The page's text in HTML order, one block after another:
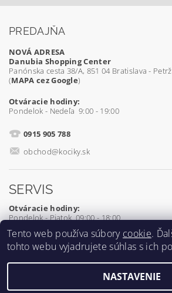
PREDAJŇA
NOVÁ ADRESA
Danubia Shopping Center
Panónska cesta 38/A, 851 04 Bratislava -
(MAPA cez Google)
Otváracie hodiny:
Pondelok - Nedeľa 9:00 - 19:00
0915 905 788
obchod@kociky.sk
SERVIS
Otváracie hodiny:
Pondelok - Piatok 09:00 - 18:00
0905 539 927
Tento web používa súbory cookie.
tohto webu vyjadrujete súhlas s ich
NASTAVENIE